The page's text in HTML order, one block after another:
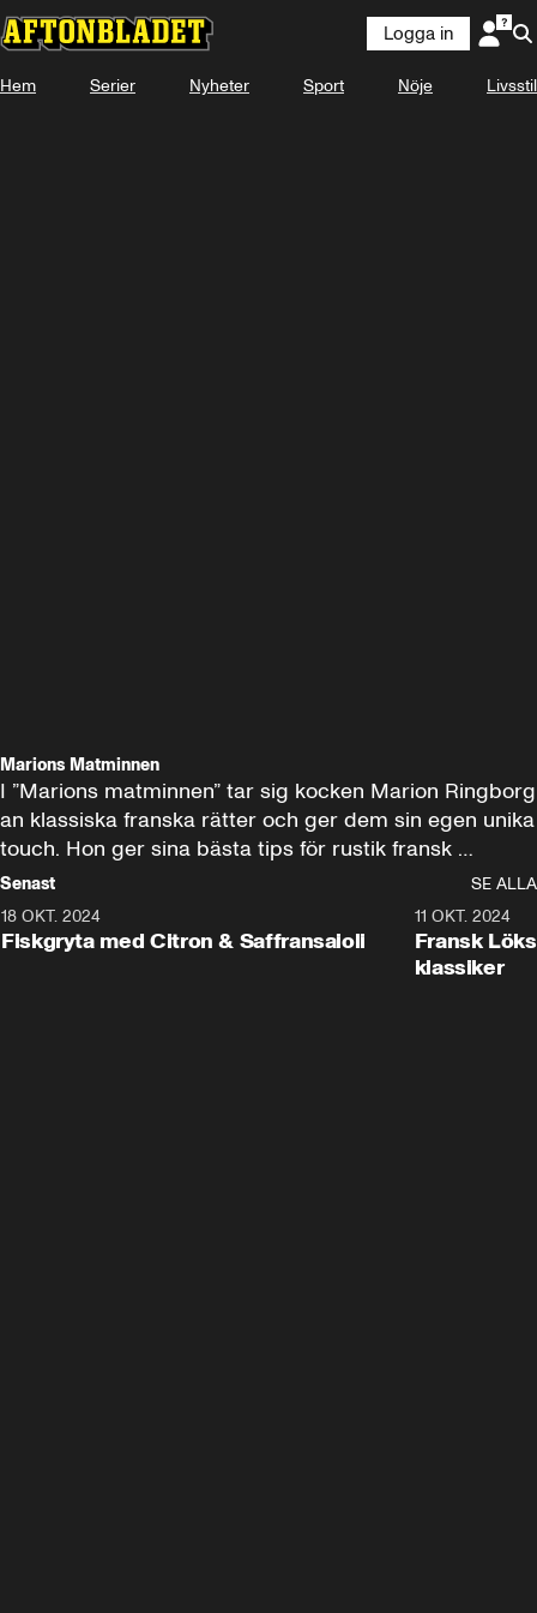
Logga in
Hem Serier Nyheter Sport Nöje Livsstil
Marions Matminnen
I ”Marions matminnen” tar sig kocken Marion Ringborg
an klassiska franska rätter och ger dem sin egen unika
touch. Hon ger sina bästa tips för rustik fransk
bjudmat – rätter som både ser fantastiska ut och
smakar underbart. Marion är kock, kokboksförfattare
och matprofil, och de bästa stunderna för henne är när
hon får laga mat till många. Premiär 13 september på
Senast
SE ALLA
18 OKT. 2024
Fiskgryta med Citron & Saffransaioli
11 OKT. 2024
Fransk
klassiker